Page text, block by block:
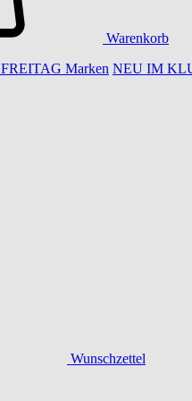
Warenkorb
FREITAG Marken NEU IM
Wunschzettel